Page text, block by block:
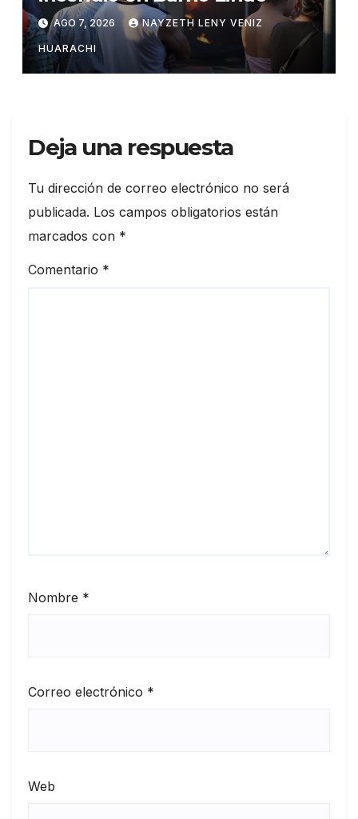
AGO 7, 2026 NAYZETH LENY VENIZ
HUARACHI
Deja una respuesta
Tu dirección de correo electrónico no será
publicada. Los campos obligatorios están
marcados con *
Comentario *
Nombre *
Correo electrónico *
Web